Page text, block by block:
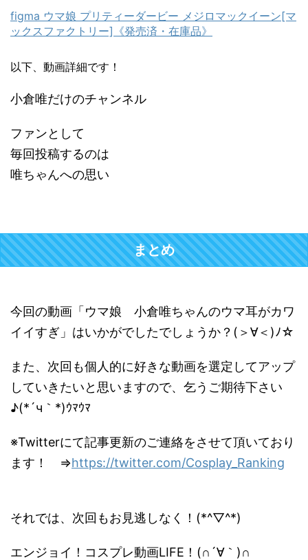
figma ウマ娘 プリティーダービー メジロマックイーン[マ
ックスファクトリー]《発売済・在庫品》
以下、動画詳細です！
小倉唯だけのチャンネル
ファンとして
毎回投稿するのは
唯ちゃんへの思い
まとめ
今回の動画「ウマ娘 小倉唯ちゃんのウマ耳がカワ
イイすぎ」はいかがでしたでしょうか？(＞∀＜)ﾉ☆
また、次回も個人的に好きな動画を選定してアップ
していきたいと思いますので、乞うご期待下さい
♪(*´ч｀*)ｳﾏｳﾏ
※Twitterにて記事更新のご連絡をさせて頂いており
ます！ ⇒https://twitter.com/Cosplay_Ranking
それでは、次回もお見逃しなく！(*^▽^*)
エンジョイ！コスプレ動画LIFE！(∩´∀｀)∩